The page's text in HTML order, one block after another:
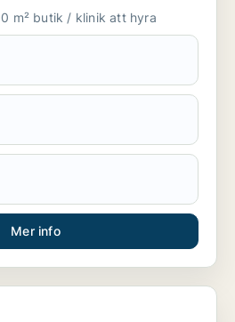
m² butik / klinik att hyra
Mer info
för uthyrning i Höganäs